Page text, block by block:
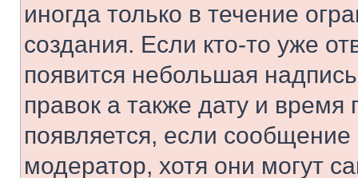
иногда только в течение
создания. Если кто-то уже
появится небольшая
правок а также дату и
появляется, если
модератор, хотя они могут